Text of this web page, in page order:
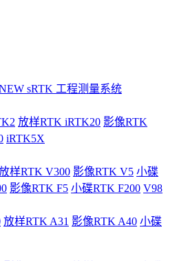
sRTK 工程测量系统
放样RTK iRTK20 影像RTK
iRTK5X
样RTK V300 影像RTK V5 小碟
影像RTK F5 小碟RTK F200 V98
放样RTK A31 影像RTK A40 小碟